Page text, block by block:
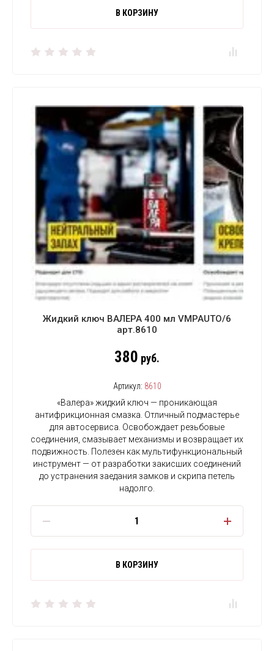
В КОРЗИНУ
Жидкий ключ ВАЛЕРА 400 мл VMPAUTO/6
арт.8610
380 руб.
Артикул: 8610
«Валера» жидкий ключ — проникающая
антифрикционная смазка. Отличный подмастерье
для автосервиса. Освобождает резьбовые
соединения, смазывает механизмы и возвращает их
подвижность. Полезен как мультифункциональный
инструмент — от разработки закисших соединений
до устранения заедания замков и скрипа петель
надолго.
В КОРЗИНУ